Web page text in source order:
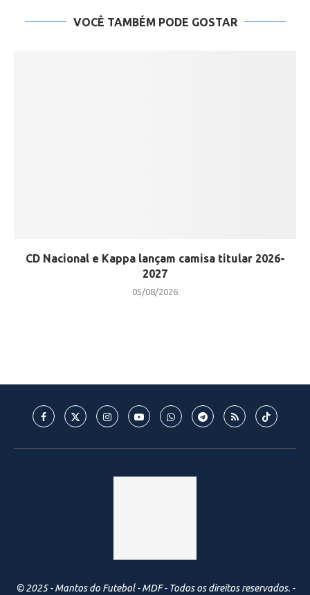
VOCÊ TAMBÉM PODE GOSTAR
CD Nacional e Kappa lançam camisa titular 2026-
2027
05/08/2026
© 2025 - Mantos do Futebol - MDF - Todos os direitos reservados. -